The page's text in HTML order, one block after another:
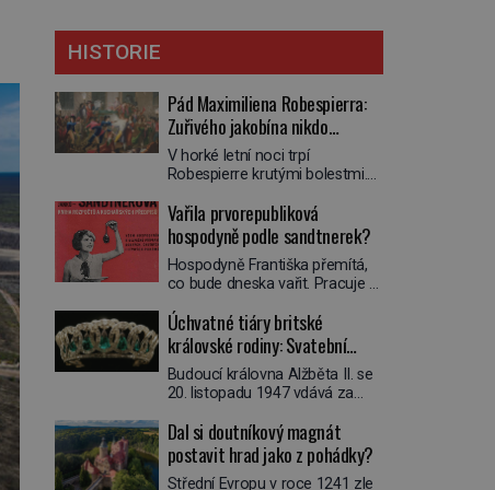
HISTORIE
Pád Maximiliena Robespierra:
Zuřivého jakobína nikdo
nelitoval?
V horké letní noci trpí
Robespierre krutými bolestmi.
víří kolotoč myšlenek. Když se
probere z mdlob, vzpomene si
na jednu z pařížských
jasnovidek, kterou před lety
navštívil. Prorokovala mu
vysmál. „Robespierre to
dotáhne hodně daleko,“
prohlásil o něm jiný významný
francouzský revolucionář,
Honoré de Mirabeau […]
Vařila prvorepubliková
hospodyně podle sandtnerek?
Hospodyně Františka přemítá,
co bude dneska vařit. Pracuje v
mlsný jazýček. Zalistuje proto
rychle v jedné ze „sandtnerek“.
„Zaplaťpánbůh, že už
nemusíme chodit s lístky,“
povzdechne si směrem ke
ruce. Ještě v prvních letech
nové republiky fungoval kvůli
nedostatku zboží přídělový
Úchvatné tiáry britské
královské rodiny: Svatební
klenot Alžbětě II. praskl
Budoucí královna Alžběta II. se
20. listopadu 1947 vdává za
Mountbattena. Aby měla na
obřad ve Westminsteru podle
tradice „něco vypůjčeného“, její
Dal si doutníkový magnát
postavit hrad jako z pohádky?
Střední Evropu v roce 1241 zle